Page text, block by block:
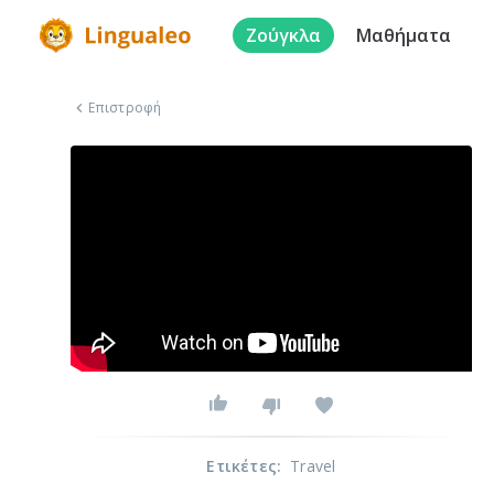
Ζούγκλα Μαθήματα
Επιστροφή
Ετικέτες: Travel